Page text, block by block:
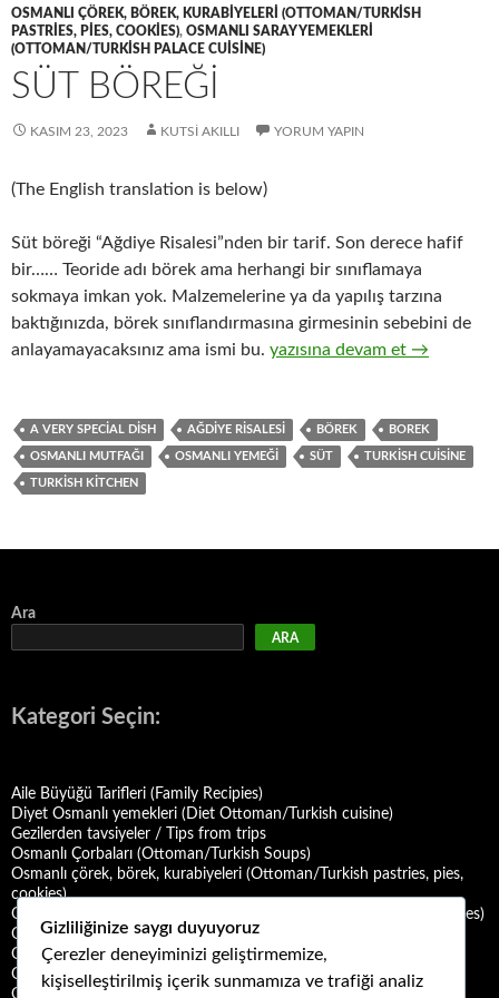
OSMANLI ÇÖREK, BÖREK, KURABIYELERI (OTTOMAN/TURKISH
PASTRIES, PIES, COOKIES), OSMANLI SARAY YEMEKLERI
(OTTOMAN/TURKISH PALACE CUISINE)
SÜT BÖREĞİ
KASIM 23, 2023 KUTSI AKILLI YORUM YAPIN
(The English translation is below)
Süt böreği “Ağdiye Risalesi”nden bir tarif. Son derece hafif
bir…… Teoride adı börek ama herhangi bir sınıflamaya
sokmaya imkan yok. Malzemelerine ya da yapılış tarzına
baktığınızda, börek sınıflandırmasına girmesinin sebebini de
anlayamayacaksınız ama ismi bu. SÜT BÖREĞİ
yazısına devam et →
A VERY SPECIAL DISH AĞDIYE RISALESI BÖREK BOREK
OSMANLI MUTFAĞI OSMANLI YEMEĞI SÜT TURKISH CUISINE
TURKISH KITCHEN
Ara
ARA
Kategori Seçin:
Aile Büyüğü Tarifleri (Family Recipies)
Diyet Osmanlı yemekleri (Diet Ottoman/Turkish cuisine)
Gezilerden tavsiyeler / Tips from trips
Osmanlı Çorbaları (Ottoman/Turkish Soups)
Osmanlı çörek, börek, kurabiyeleri (Ottoman/Turkish pastries, pies,
cookies)
Osmanlı Deniz Mahsulü Yemekleri (Ottoman/Turkish Seafood Dishes)
Osmanlı Halk Yemekleri (Ottoman/Turkish Folk Cuisine)
Osmanlı Mezeleri (Ottoman Mezes/Appetizers)
Osmanlı Saray Yemekleri (Ottoman/Turkish Palace Cuisine)
Osmanlı Şerbet ve Hoşafları (Ottoman/Turkish Sherbets and
Gizliliğinize saygı duyuyoruz
Çerezler deneyiminizi geliştirmemize,
kişiselleştirilmiş içerik sunmamıza ve trafiği analiz